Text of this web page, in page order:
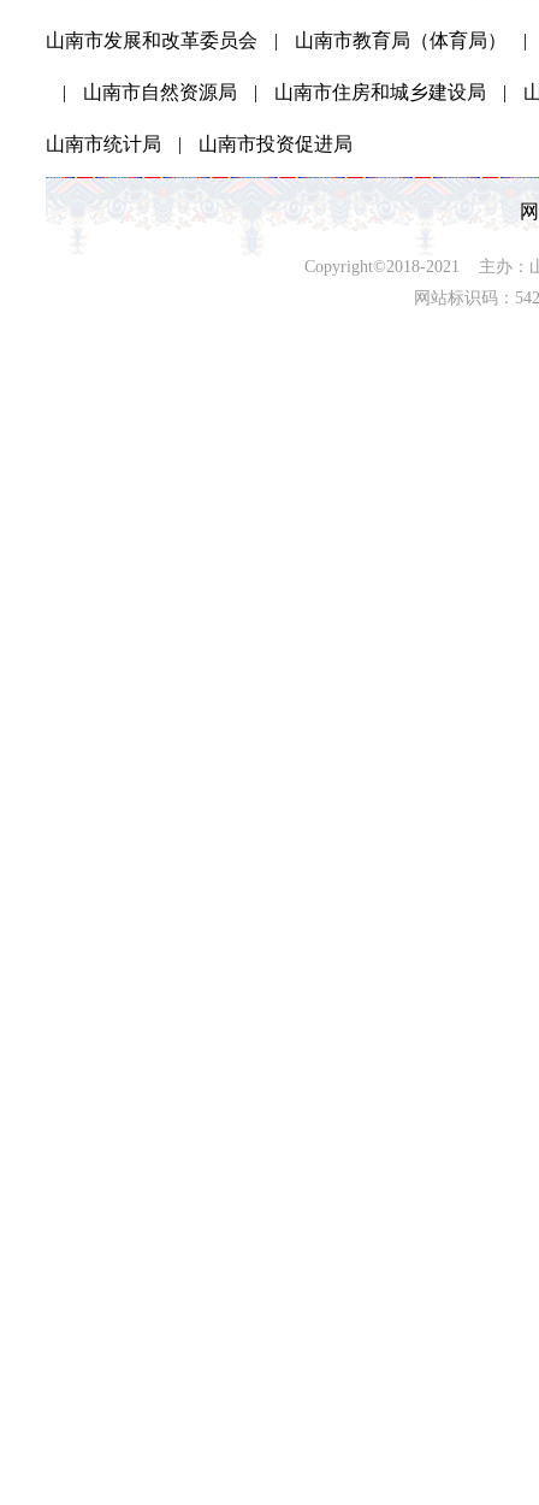
山南市发展和改革委员会 | 山南市教育局（体育局） |
| 山南市自然资源局 | 山南市住房和城乡建设局 |
山南市统计局 | 山南市投资促进局
Copyright©2018-2021 主办：
网站标识码：